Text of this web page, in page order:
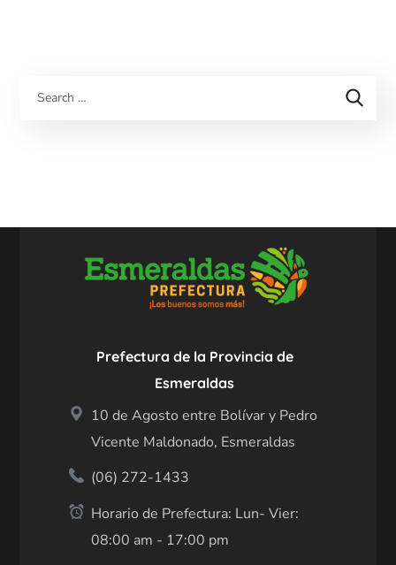
Prefectura de la Provincia de
Esmeraldas
10 de Agosto entre Bolívar y Pedro
Vicente Maldonado, Esmeraldas
(06) 272-1433
Horario de Prefectura: Lun- Vier:
08:00 am - 17:00 pm